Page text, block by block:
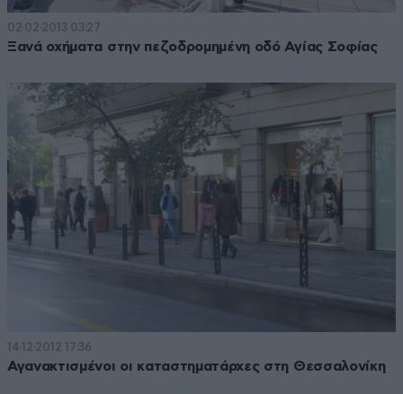
02·02·2013 03:27
Ξανά οχήματα στην πεζοδρομημένη οδό Αγίας Σοφίας
14·12·2012 17:36
Αγανακτισμένοι οι καταστηματάρχες στη Θεσσαλονίκη